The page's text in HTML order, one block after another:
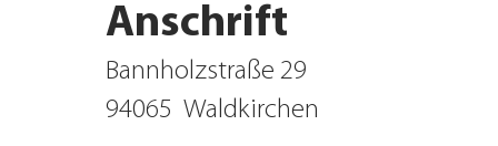
Waldkirchen
94065
Bannholzstraße 29
Anschrift